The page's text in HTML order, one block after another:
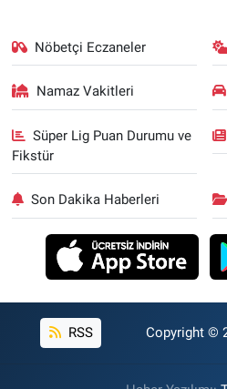
Nöbetçi Eczaneler
Namaz Vakitleri
Süper Lig Puan Durumu ve
Fikstür
Son Dakika Haberleri
RSS Copyright ©